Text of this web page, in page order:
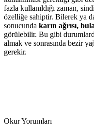
fazla kullanıldığı zaman,
özelliğe sahiptir. Bilerek ya
sonucunda karın ağrısı,
görülebilir. Bu gibi
almak ve sonrasında bezir
gerekir.
Okur Yorumları